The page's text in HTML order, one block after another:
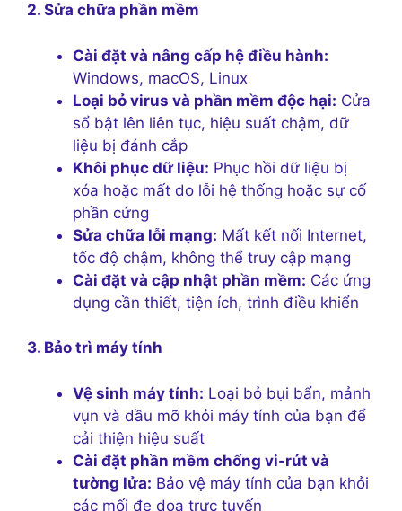
2. Sửa chữa phần mềm
Cài đặt và nâng cấp hệ điều hành:
Windows, macOS, Linux
Loại bỏ virus và phần mềm độc hại: Cửa
sổ bật lên liên tục, hiệu suất chậm, dữ
liệu bị đánh cắp
Khôi phục dữ liệu: Phục hồi dữ liệu bị
xóa hoặc mất do lỗi hệ thống hoặc sự cố
phần cứng
Sửa chữa lỗi mạng: Mất kết nối Internet,
tốc độ chậm, không thể truy cập mạng
Cài đặt và cập nhật phần mềm: Các ứng
dụng cần thiết, tiện ích, trình điều khiển
3. Bảo trì máy tính
Vệ sinh máy tính: Loại bỏ bụi bẩn, mảnh
vụn và dầu mỡ khỏi máy tính của bạn để
cải thiện hiệu suất
Cài đặt phần mềm chống vi-rút và
tường lửa: Bảo vệ máy tính của bạn khỏi
các mối đe dọa trực tuyến